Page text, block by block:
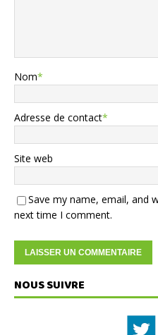
Nom*
Adresse de contact*
Site web
Save my name, email, and
next time I comment.
NOUS SUIVRE